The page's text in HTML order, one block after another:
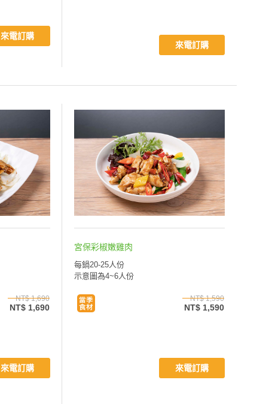
來電訂購
來電訂購
NT$ 1,690
NT$ 1,690
來電訂購
宮保彩椒嫩雞肉
每鍋20-25人份
示意圖為4~6人份
NT$ 1,590
NT$ 1,590
來電訂購